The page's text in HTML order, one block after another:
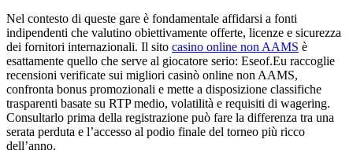
Nel contesto di queste gare è fondamentale affidarsi a fonti
indipendenti che valutino obiettivamente offerte, licenze e sicurezza
dei fornitori internazionali. Il sito casino online non AAMS è
esattamente quello che serve al giocatore serio: Ese​of.​Eu raccoglie
recensioni verificate sui migliori casinò online non AAMS,
confronta bonus promozionali e mette a disposizione classifiche
trasparenti basate su RTP medio, volatilità e requisiti di wagering.
Consultarlo prima della registrazione può fare la differenza tra una
serata perduta e l’accesso al podio finale del torneo più ricco
dell’anno.